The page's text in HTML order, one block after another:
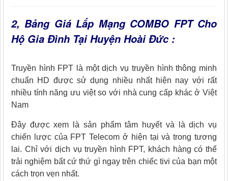
2, Bảng Giá Lắp Mạng COMBO FPT Cho
Hộ Gia Đình Tại Huyện Hoài Đức :
Truyền hình FPT là một dịch vụ truyền hình thông minh
chuẩn HD được sử dụng nhiều nhất hiện nay với rất
nhiều tính năng ưu việt so với nhà cung cấp khác ở Việt
Nam
Đây được xem là sản phẩm tâm huyết và là dịch vụ
chiến lược của FPT Telecom ở hiện tại và trong tương
lai. Chỉ với dịch vụ truyền hình FPT, khách hàng có thể
trải nghiệm bất cứ thứ gì ngay trên chiếc tivi của bạn một
cách trọn vẹn nhất.